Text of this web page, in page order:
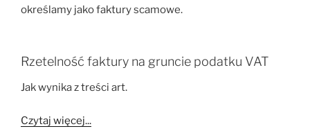
określamy jako faktury scamowe.
Rzetelność faktury na gruncie podatku VAT
Jak wynika z treści art.
Czytaj więcej...